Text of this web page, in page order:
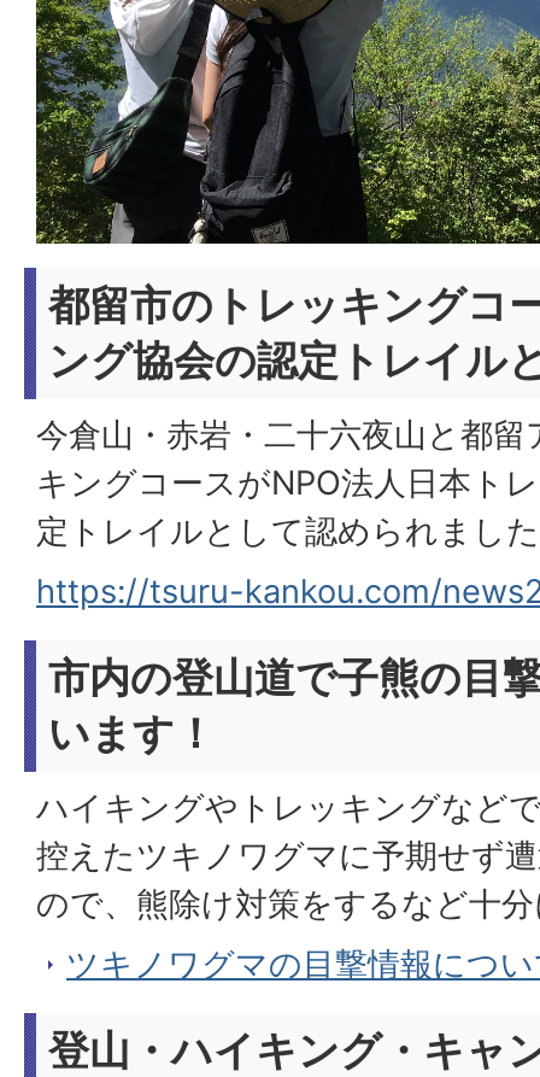
都留市のトレッキングコ
ング協会の認定トレイル
今倉山・赤岩・二十六夜山と都
キングコースがNPO法人日本ト
定トレイルとして認められまし
https://tsuru-kankou.com/
市内の登山道で子熊の目
います！
ハイキングやトレッキングなど
控えたツキノワグマに予期せず
ので、熊除け対策をするなど十
ツキノワグマの目撃情報につ
登山・ハイキング・キャ